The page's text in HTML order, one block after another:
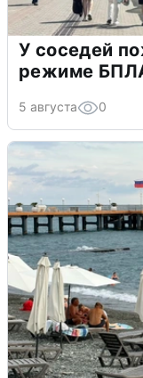
У соседей
режиме
5 августа 0